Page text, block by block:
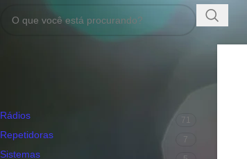
Rádios 71
Repetidoras 7
Sistemas